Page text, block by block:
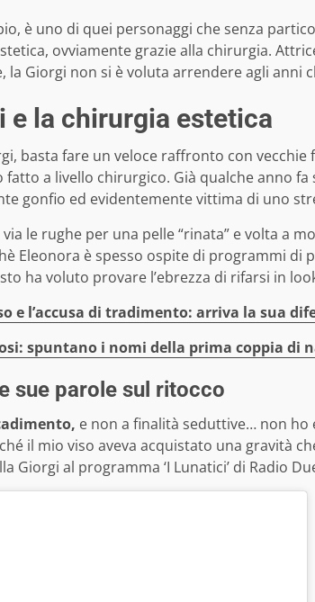
è uno di quei personaggi che senza
ovviamente grazie alla chirurgia.
Giorgi non si è voluta arrendere agli anni
e la chirurgia estetica
basta fare un veloce raffronto con
a livello chirurgico. Già qualche anno
gonfio ed evidentemente vittima di uno
le rughe per una pelle “rinata” e volta a
Eleonora è spesso ospite di programmi di
ha voluto provare l’ebrezza di rifarsi in
e l’accusa di tradimento: arriva la sua
spuntano i nomi della prima coppia di
sue parole sul ritocco
e non a finalità seduttive… non
il mio viso aveva acquistato una gravità
Giorgi al programma ‘I Lunatici’ di Radio